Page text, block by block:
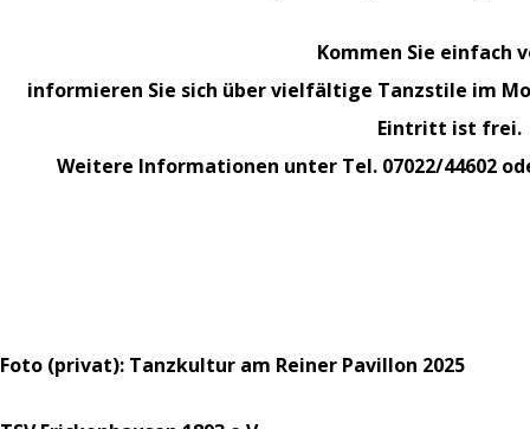
Kommen Sie einfach
informieren Sie sich über vielfältige Tanzstile im
Eintritt ist frei.
Weitere Informationen unter Tel. 07022/44602
Foto (privat): Tanzkultur am Reiner Pavillon 2025